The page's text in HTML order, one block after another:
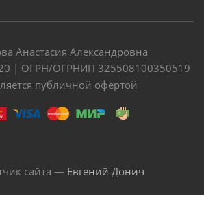
Анастасия Александровна
| ОГРН/ОГРНИП 325508100350519
публичной офертой
сайта — Евгений Донич